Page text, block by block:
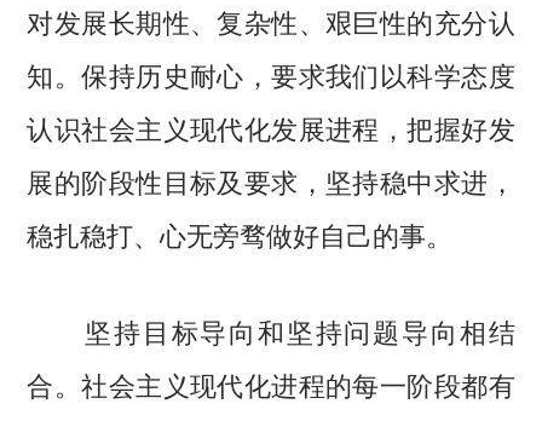
对发展长期性、复杂性、艰巨性的充分认
知。保持历史耐心，要求我们以科学态度
认识社会主义现代化发展进程，把握好发
展的阶段性目标及要求，坚持稳中求进，
稳扎稳打、心无旁骛做好自己的事。
坚持目标导向和坚持问题导向相结
合。社会主义现代化进程的每一阶段都有